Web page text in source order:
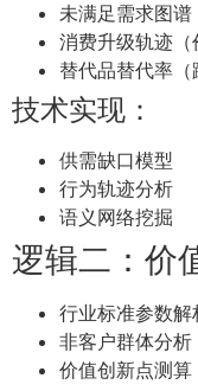
未满足需求图谱
消费升级轨迹（
替代品替代率（
技术实现：
供需缺口模型
行为轨迹分析
语义网络挖掘
逻辑二：价
行业标准参数解
非客户群体分析
价值创新点测算